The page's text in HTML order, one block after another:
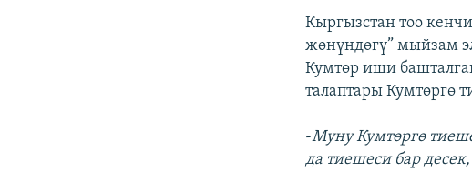
Кыргызстан тоо
жөнүндөгү” мыйзам
Кумтөр иши
талаптары Кумтөргө
-Муну Кумтөргө
да тиешеси бар